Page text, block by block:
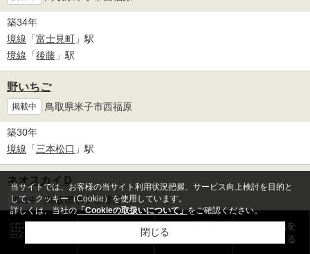
築34年
境線 「富士見町 」駅
境線 「後藤 」駅
野いちご
掲載中 鳥取県米子市西福原
築30年
境線 「三本松口 」駅
ネオスカイＤ
掲載中 鳥取県米子市灘町
築4年
山陰本線「米子」駅
当サイトでは、お客様の当サイト利用状況把握、サービス向上検討を目的と
して、クッキー（Cookie）を使用しています。
詳しくは、当社の「Cookieの取扱いについて」をご確認ください。
閉じる